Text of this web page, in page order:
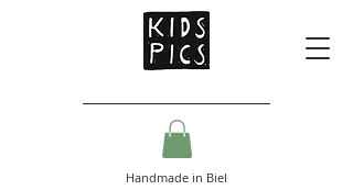
Handmade in Biel